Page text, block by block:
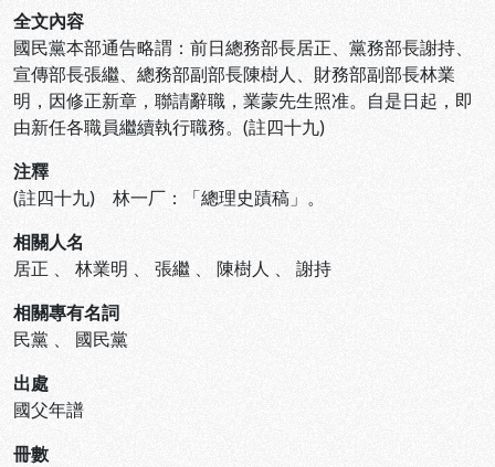
全文內容
國民黨本部通告略謂：前日總務部長居正、黨務部長謝持、
宣傳部長張繼、總務部副部長陳樹人、財務部副部長林業
明，因修正新章，聯請辭職，業蒙先生照准。自是日起，即
由新任各職員繼續執行職務。(註四十九)
注釋
(註四十九) 林一厂：「總理史蹟稿」。
相關人名
居正 、 林業明 、 張繼 、 陳樹人 、 謝持
相關專有名詞
民黨 、 國民黨
出處
國父年譜
冊數